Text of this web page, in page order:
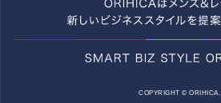
COPYRIGHT © ORIHICA.